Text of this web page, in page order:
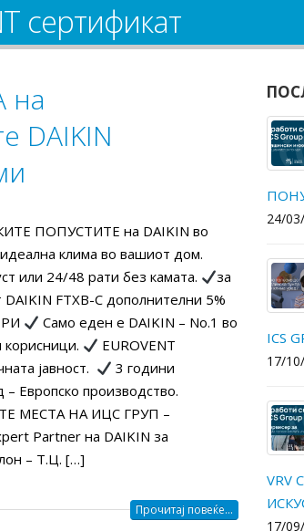
сертификат
на
DAIKIN
ПОПУСТИTE на DAIKIN во
клима во вашиот дом.
или 24/48 рати без камата.
за
FTXB-C дополнителни 5%
Само еден е DAIKIN – No.1 во
корисници.
EUROVENT
јавност.
3 години
– Европско производство.
МЕСТА НА ИЦС ГРУП –
Partner на DAIKIN за
– Т.Ц. […]
Прочитај повеќе...
Оглас за вработување:
Машински инженер –
КАКО ПОЛЕСНО ДО
КЛИМА УРЕД ИЛИ
ТОПЛИНСКА ПУМПА ОД
17/10/2025
Оглас за вработување:
СЕРВИСЕР ЗА КЛИМИ,
ТОПЛОТНИ ПУМПИ И
30/
VRV
13/